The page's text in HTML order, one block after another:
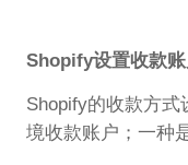
Shopify设置收款账
Shopify的收款方
境收款账户；一种